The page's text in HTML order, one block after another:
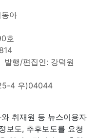
아
호
발행/편집인: 강덕원
4 우)04044
취재원 등 뉴스이용자
보도, 추후보도를 요청